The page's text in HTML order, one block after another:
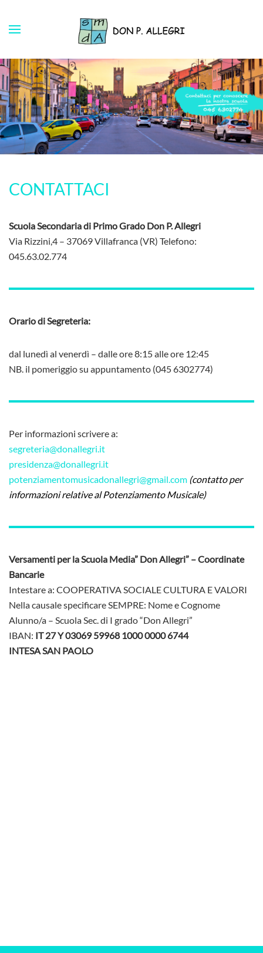
CONTATTACI
Scuola Secondaria di Primo Grado Don P. Allegri
Via Rizzini,4 – 37069 Villafranca (VR) Telefono:
045.63.02.774
Orario di Segreteria:
dal lunedì al venerdì – dalle ore 8:15 alle ore 12:45
NB. il pomeriggio su appuntamento (045 6302774)
Per informazioni scrivere a:
segreteria@donallegri.it
presidenza@donallegri.it
potenziamentomusicadonallegri@gmail.com (contatto per
informazioni relative al Potenziamento Musicale)
Versamenti per la Scuola Media” Don Allegri” – Coordinate
Bancarie
Intestare a: COOPERATIVA SOCIALE CULTURA E VALORI
Nella causale specificare SEMPRE: Nome e Cognome
Alunno/a – Scuola Sec. di I grado “Don Allegri”
IBAN: IT 27 Y 03069 59968 1000 0000 6744
INTESA SAN PAOLO